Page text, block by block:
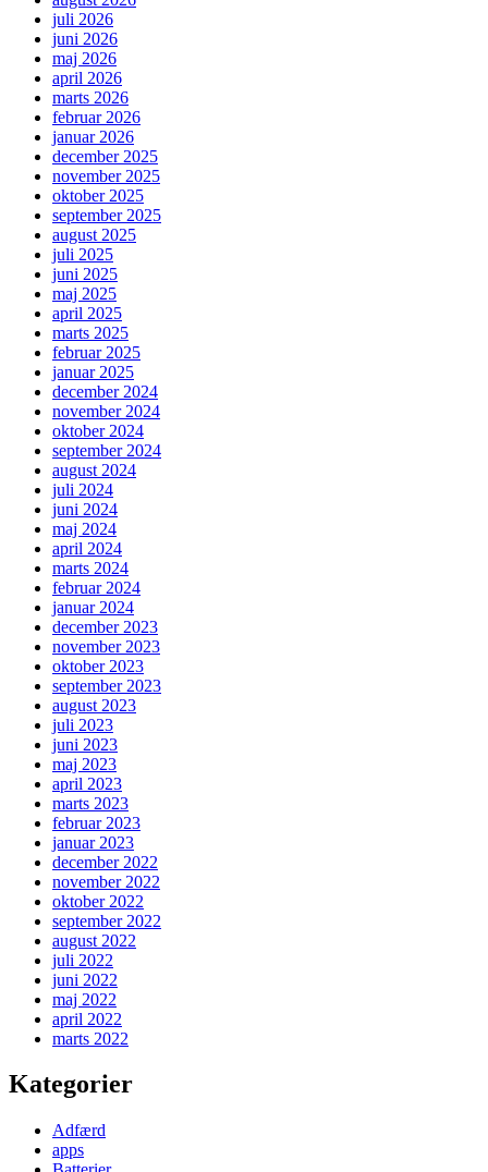
juli 2026
juni 2026
maj 2026
april 2026
marts 2026
februar 2026
januar 2026
december 2025
november 2025
oktober 2025
september 2025
august 2025
juli 2025
juni 2025
maj 2025
april 2025
marts 2025
februar 2025
januar 2025
december 2024
november 2024
oktober 2024
september 2024
august 2024
juli 2024
juni 2024
maj 2024
april 2024
marts 2024
februar 2024
januar 2024
december 2023
november 2023
oktober 2023
september 2023
august 2023
juli 2023
juni 2023
maj 2023
april 2023
marts 2023
februar 2023
januar 2023
december 2022
november 2022
oktober 2022
september 2022
august 2022
juli 2022
juni 2022
maj 2022
april 2022
marts 2022
Kategorier
Adfærd
apps